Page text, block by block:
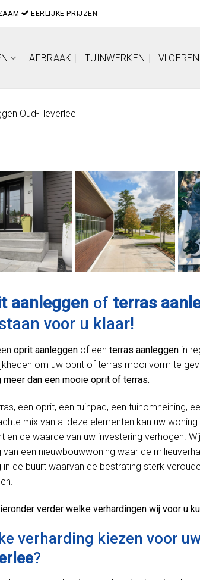
EERLIJKE PRIJZEN
AFBRAAK TUINWERKEN VLOEREN
Oud-Heverlee
aanleggen of terras
voor u klaar!
oprit aanleggen of een terras aanleggen in
om uw oprit of terras mooi vorm te
meer dan een mooie oprit of terras.
een oprit, een tuinpad, een tuinomheining,
mix van al deze elementen kan uw
en de waarde van uw investering verhogen.
van een nieuwbouwwoning waar de
in de buurt waarvan de bestrating sterk
verder welke verhardingen wij voor u
verharding kiezen voor
?